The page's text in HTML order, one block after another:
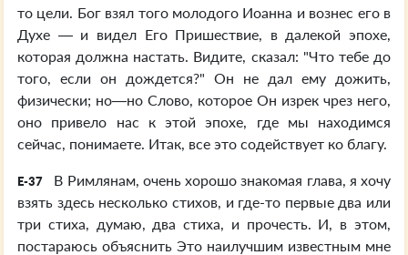
то цели. Бог взял того молодого Иоанна и вознес его в
Духе — и видел Его Пришествие, в далекой эпохе,
которая должна настать. Видите, сказал: "Что тебе до
того, если он дождется?" Он не дал ему дожить,
физически; но—но Слово, которое Он изрек чрез него,
оно привело нас к этой эпохе, где мы находимся
сейчас, понимаете. Итак, все это содействует ко благу.
E-37
В Римлянам, очень хорошо знакомая глава, я хочу
взять здесь несколько стихов, и где-то первые два или
три стиха, думаю, два стиха, и прочесть. И, в этом,
постараюсь объяснить Это наилучшим известным мне